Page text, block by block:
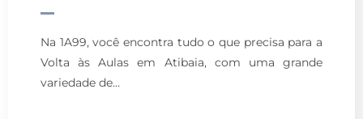
Na 1A99, você encontra tudo o que precisa para a
Volta às Aulas em Atibaia, com uma grande
variedade de…